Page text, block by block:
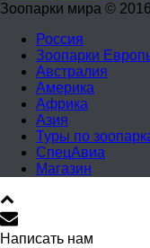
Зоопарки мира © 2016
Россия
Зоопарки
Австралия
Америка
Африка
Азия
Туры по
СпецАвиа
Магазин
Написать нам